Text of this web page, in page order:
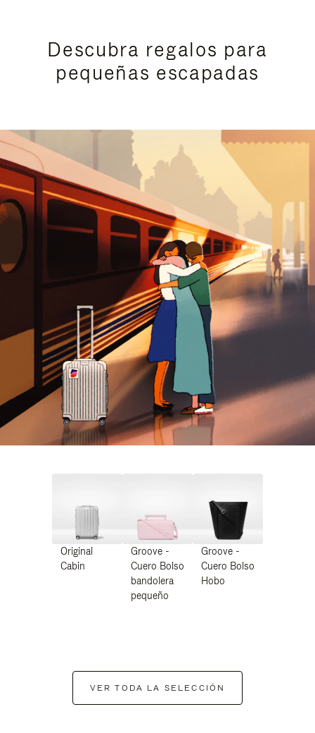
Descubra regalos para
pequeñas escapadas
Original
Cabin
Groove -
Cuero Bolso
bandolera
pequeño
Groove -
Cuero Bolso
Hobo
VER TODA LA SELECCIÓN